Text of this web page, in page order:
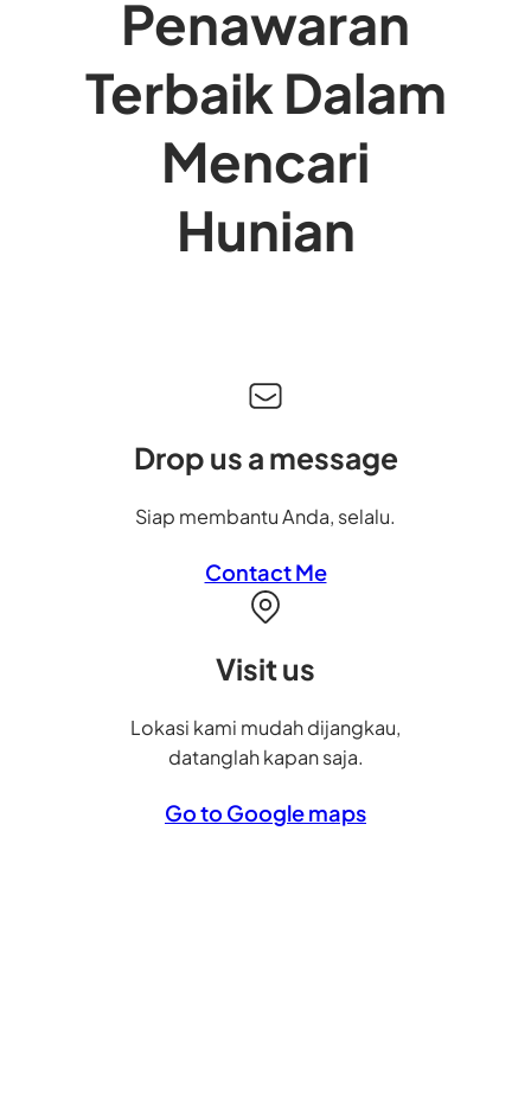
Penawaran
Terbaik Dalam
Mencari
Hunian
Drop us a message
Siap membantu Anda, selalu.
Contact Me
Visit us
Lokasi kami mudah dijangkau,
datanglah kapan saja.
Go to Google maps